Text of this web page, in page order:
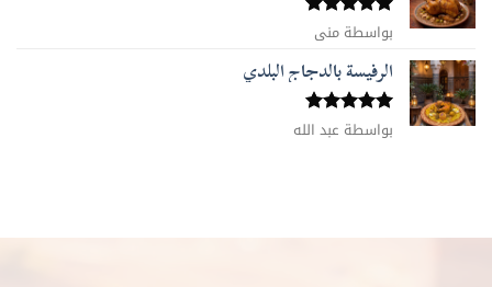
تم التقييم
5من 5
بواسطة منى
الرفيسة بالدجاج البلدي
تم التقييم
5من 5
بواسطة عبد الله